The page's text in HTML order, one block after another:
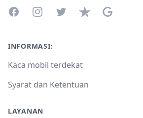
FacebookInstagramTwitterTrustpilotGoogle
INFORMASI:
Kaca mobil terdekat
Syarat dan Ketentuan
LAYANAN